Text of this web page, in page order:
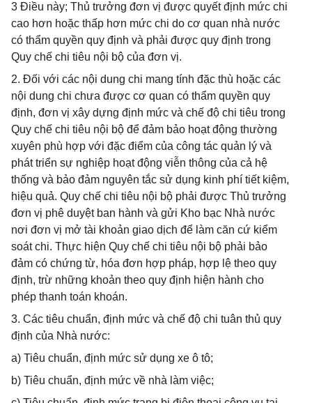
3 Điều này; Thủ trưởng đơn vị được quyết định mức chi
cao hơn hoặc thấp hơn mức chi do cơ quan nhà nước
có thẩm quyền quy định và phải được quy định trong
Quy chế chi tiêu nội bộ của đơn vị.
2. Đối với các nội dung chi mang tính đặc thù hoặc các
nội dung chi chưa được cơ quan có thẩm quyền quy
định, đơn vị xây dựng định mức và chế độ chi tiêu trong
Quy chế chi tiêu nội bộ để đảm bảo hoạt động thường
xuyên phù hợp với đặc điểm của công tác quản lý và
phát triển sự nghiệp hoạt động viễn thông của cả hệ
thống và bảo đảm nguyên tắc sử dụng kinh phí tiết kiệm,
hiệu quả. Quy chế chi tiêu nội bộ phải được Thủ trưởng
đơn vị phê duyệt ban hành và gửi Kho bạc Nhà nước
nơi đơn vị mở tài khoản giao dịch để làm căn cứ kiểm
soát chi. Thực hiện Quy chế chi tiêu nội bộ phải bảo
đảm có chứng từ, hóa đơn hợp pháp, hợp lệ theo quy
định, trừ những khoản theo quy định hiện hành cho
phép thanh toán khoán.
3. Các tiêu chuẩn, định mức và chế độ chi tuân thủ quy
định của Nhà nước:
a) Tiêu chuẩn, định mức sử dụng xe ô tô;
b) Tiêu chuẩn, định mức về nhà làm việc;